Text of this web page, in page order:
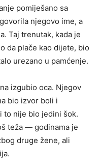
pomiješano sa
njegovo ime, a
Taj trenutak, kada je
da plače kao dijete, bio
urezano u pamćenje.
izgubio oca. Njegov
bio izvor boli i
to nije bio jedini šok.
teža — godinama je
druge žene, ali